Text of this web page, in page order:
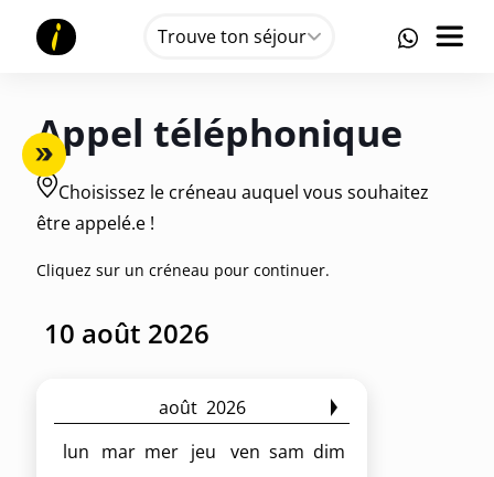
Trouve ton séjour
Appel téléphonique
Choisissez le créneau auquel vous souhaitez
être appelé.e !
Cliquez sur un créneau pour continuer.
août 2026
lun mar mer jeu ven sam dim